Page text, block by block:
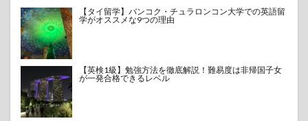
【タイ留学】バンコク・チュラロンコン大学での英語留
学がオススメな9つの理由
【英検1級】勉強方法を徹底解説！難易度は非帰国子女
が一発合格できるレベル